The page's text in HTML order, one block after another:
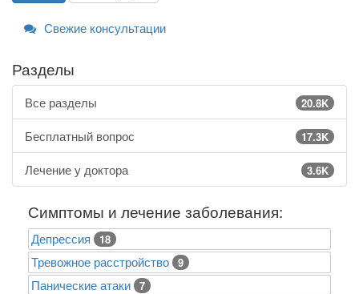
Свежие консультации
Разделы
Все разделы 20.8K
Бесплатный вопрос 17.3K
Лечение у доктора 3.6K
Симптомы и лечение заболевания:
Депрессия 18
Тревожное расстройство 9
Панические атаки 7